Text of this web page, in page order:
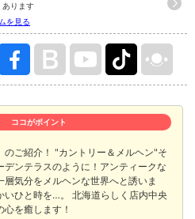
あります
を見る
ココがポイント
ご紹介！ "カントリー＆メルヘン"そ
デンテラスのように！アンティークな
気分をメルヘンな世界へと誘いま
いひと時を…。 北海道らしく店内中央
を癒します！